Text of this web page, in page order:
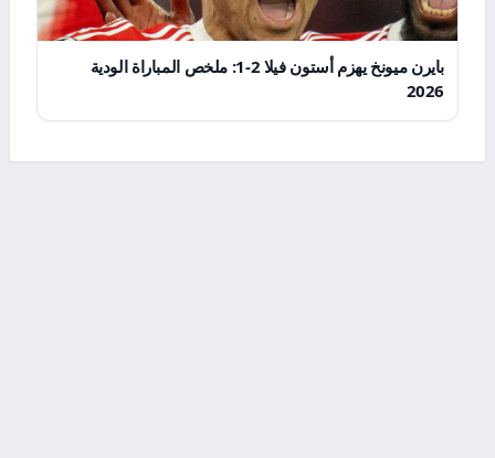
بايرن ميونخ يهزم أستون فيلا 2-1: ملخص المباراة الودية
2026